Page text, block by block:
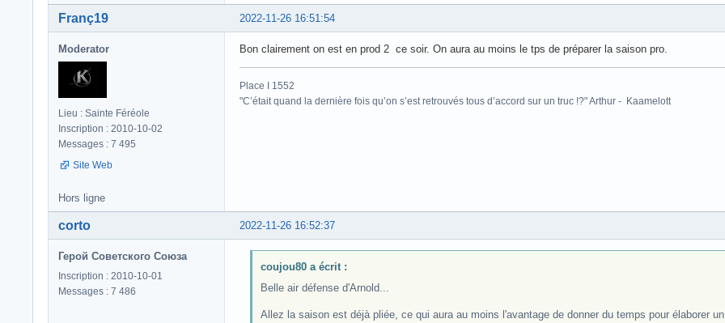
2022-11-26 16:51:54
Franç19
Moderator
Lieu : Sainte Féréole
Inscription : 2010-10-02
Messages : 7 495
Site Web
Bon clairement on est en prod 2 ce soir. On aura au moins le tps de préparer la saison pro.
Place I 1552
"C’était quand la dernière fois qu’on s’est retrouvés tous d’accord sur un truc !?" Arthur - Kaamelott
Hors ligne
2022-11-26 16:52:37
corto
Герой Советского Союза
Inscription : 2010-10-01
Messages : 7 486
coujou80 a écrit :
Belle air défense d'Arnold...
Allez la saison est déjà pliée, ce qui aura au moins l'avantage de donner du temps pour élaborer